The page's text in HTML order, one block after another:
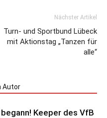
Nächster Artikel
Turn- und Sportbund Lübeck
mit Aktionstag „Tanzen für
alle“
Autor
Keeper des VfB